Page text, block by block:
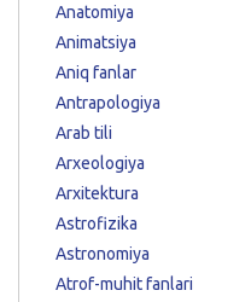
Anatomiya
Animatsiya
Aniq fanlar
Antrapologiya
Arab tili
Arxeologiya
Arxitektura
Astrofizika
Astronomiya
Atrof-muhit fanlari